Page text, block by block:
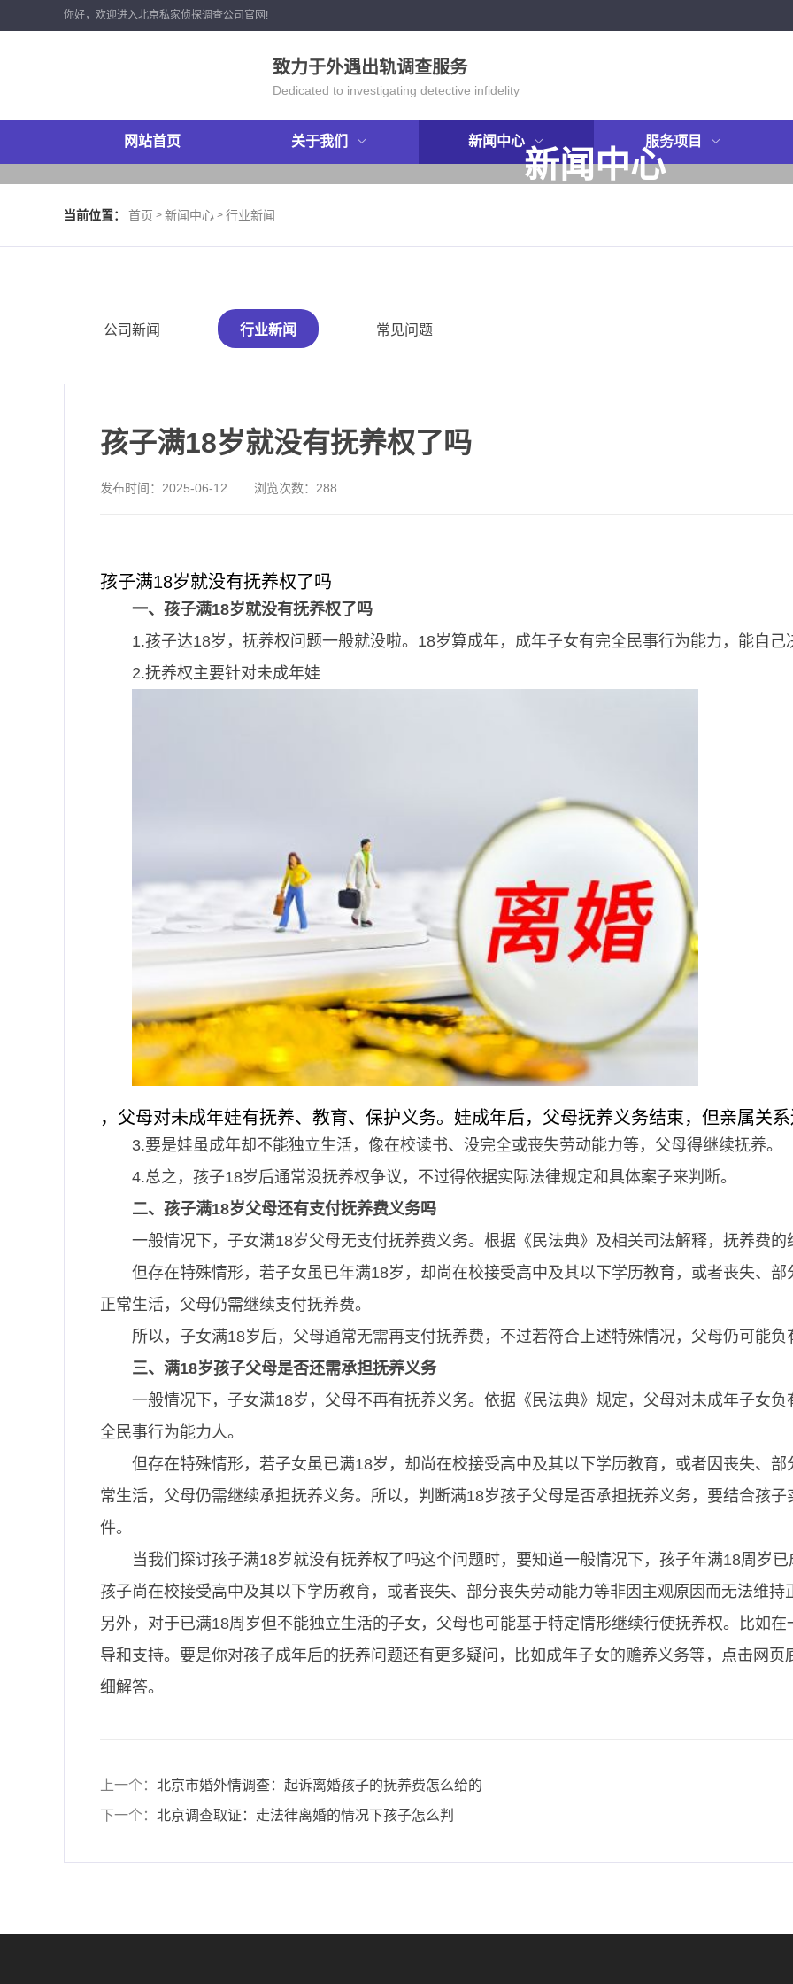
你好，欢迎进入北京私家侦探调查公司官网!
致力于外遇出轨调查服务
Dedicated to investigating detective infidelity
网站首页 关于我们 新闻中心 服务项目
新闻中心
当前位置： 首页 > 新闻中心 > 行业新闻
公司新闻 行业新闻 常见问题
孩子满18岁就没有抚养权了吗
发布时间： 2025-06-12 浏览次数： 288
孩子满18岁就没有抚养权了吗
一、孩子满18岁就没有抚养权了吗
1.孩子达18岁，抚养权问题一般就没啦。18岁算成年，成年子女有完全民事行为能力，能自
2.抚养权主要针对未成年娃
，父母对未成年娃有抚养、教育、保护义务。娃成年后，父母抚养义务结束，但亲属关
3.要是娃虽成年却不能独立生活，像在校读书、没完全或丧失劳动能力等，父母得继续抚养。
4.总之，孩子18岁后通常没抚养权争议，不过得依据实际法律规定和具体案子来判断。
二、孩子满18岁父母还有支付抚养费义务吗
一般情况下，子女满18岁父母无支付抚养费义务。根据《民法典》及相关司法解释，抚养费
但存在特殊情形，若子女虽已年满18岁，却尚在校接受高中及其以下学历教育，或者丧失、
正常生活，父母仍需继续支付抚养费。
所以，子女满18岁后，父母通常无需再支付抚养费，不过若符合上述特殊情况，父母仍可能负
三、满18岁孩子父母是否还需承担抚养义务
一般情况下，子女满18岁，父母不再有抚养义务。依据《民法典》规定，父母对未成年子女
全民事行为能力人。
但存在特殊情形，若子女虽已满18岁，却尚在校接受高中及其以下学历教育，或者因丧失、
常生活，父母仍需继续承担抚养义务。所以，判断满18岁孩子父母是否承担抚养义务，要结合孩
件。
当我们探讨孩子满18岁就没有抚养权了吗这个问题时，要知道一般情况下，孩子年满18周岁
孩子尚在校接受高中及其以下学历教育，或者丧失、部分丧失劳动能力等非因主观原因而无法维
另外，对于已满18周岁但不能独立生活的子女，父母也可能基于特定情形继续行使抚养权。比如
导和支持。要是你对孩子成年后的抚养问题还有更多疑问，比如成年子女的赡养义务等，点击网页
细解答。
上一个： 北京市婚外情调查：起诉离婚孩子的抚养费怎么给的
下一个： 北京调查取证：走法律离婚的情况下孩子怎么判